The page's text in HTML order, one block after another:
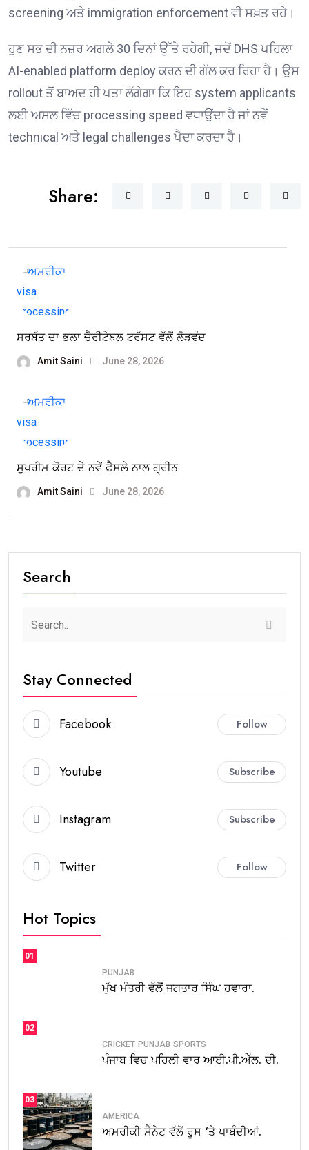
screening ਅਤੇ immigration enforcement ਵੀ ਸਖ਼ਤ ਰਹੇ।
ਹੁਣ ਸਭ ਦੀ ਨਜ਼ਰ ਅਗਲੇ 30 ਦਿਨਾਂ ਉੱਤੇ ਰਹੇਗੀ, ਜਦੋਂ DHS ਪਹਿਲਾ
AI-enabled platform deploy ਕਰਨ ਦੀ ਗੱਲ ਕਰ ਰਿਹਾ ਹੈ। ਉਸ
rollout ਤੋਂ ਬਾਅਦ ਹੀ ਪਤਾ ਲੱਗੇਗਾ ਕਿ ਇਹ system applicants
ਲਈ ਅਸਲ ਵਿੱਚ processing speed ਵਧਾਉਂਦਾ ਹੈ ਜਾਂ ਨਵੇਂ
technical ਅਤੇ legal challenges ਪੈਦਾ ਕਰਦਾ ਹੈ।
Share:
ਸਰਬੱਤ ਦਾ ਭਲਾ ਚੈਰੀਟੇਬਲ ਟਰੱਸਟ ਵੱਲੋਂ ਲੋੜਵੰਦ
Amit Saini June 28, 2026
ਸੁਪਰੀਮ ਕੋਰਟ ਦੇ ਨਵੇਂ ਫ਼ੈਸਲੇ ਨਾਲ ਗ੍ਰੀਨ
Amit Saini June 28, 2026
Search
Stay Connected
Facebook Follow
Youtube Subscribe
Instagram Subscribe
Twitter Follow
Hot Topics
01
PUNJAB
ਮੁੱਖ ਮੰਤਰੀ ਵੱਲੋਂ ਜਗਤਾਰ ਸਿੰਘ ਹਵਾਰਾ.
02
CRICKET PUNJAB SPORTS
ਪੰਜਾਬ ਵਿਚ ਪਹਿਲੀ ਵਾਰ ਆਈ.ਪੀ.ਐੱਲ. ਦੀ.
03
AMERICA
ਅਮਰੀਕੀ ਸੈਨੇਟ ਵੱਲੋਂ ਰੂਸ ‘ਤੇ ਪਾਬੰਦੀਆਂ.